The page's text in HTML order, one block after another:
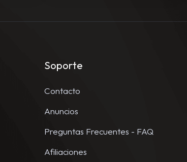
Soporte
Contacto
Anuncios
Preguntas Frecuentes - FAQ
Afiliaciones